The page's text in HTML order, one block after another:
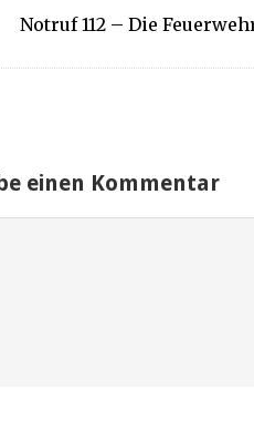
Notruf 112 – Die
einen Kommentar